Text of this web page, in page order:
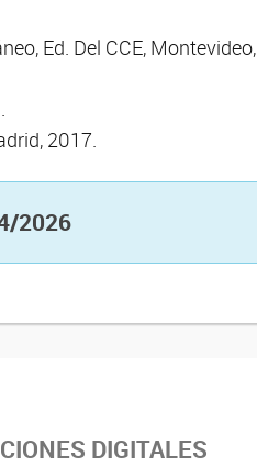
Ed. Del CCE, Montevideo,
2017.
2026
DIGITALES